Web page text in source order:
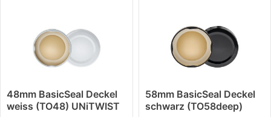
48mm BasicSeal Deckel
weiss (TO48) UNiTWIST
58mm BasicSeal Deckel
schwarz (TO58deep)